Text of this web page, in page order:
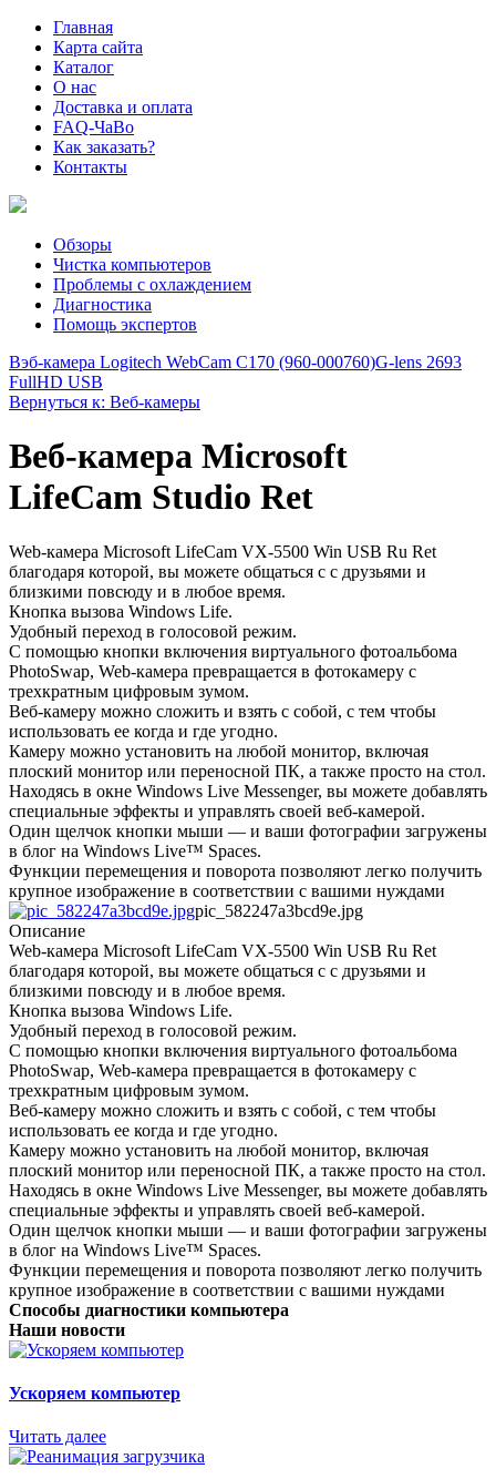
Главная
Карта сайта
Каталог
О нас
Доставка и оплата
FAQ-ЧаВо
Как заказать?
Контакты
Обзоры
Чистка компьютеров
Проблемы с охлаждением
Диагностика
Помощь экспертов
Вэб-камера Logitech WebCam C170 (960-000760)G-lens 2693
FullHD USB
Вернуться к: Веб-камеры
Веб-камера Microsoft
LifeCam Studio Ret
Web-камера Microsoft LifeCam VX-5500 Win USB Ru Ret
благодаря которой, вы можете общаться с с друзьями и
близкими повсюду и в любое время.
Кнопка вызова Windows Life.
Удобный переход в голосовой режим.
С помощью кнопки включения виртуального фотоальбома
PhotoSwap, Web-камера превращается в фотокамеру с
трехкратным цифровым зумом.
Веб-камеру можно сложить и взять с собой, с тем чтобы
использовать ее когда и где угодно.
Камеру можно установить на любой монитор, включая
плоский монитор или переносной ПК, а также просто на стол.
Находясь в окне Windows Live Messenger, вы можете добавлять
специальные эффекты и управлять своей веб-камерой.
Один щелчок кнопки мыши — и ваши фотографии загружены
в блог на Windows Live™ Spaces.
Функции перемещения и поворота позволяют легко получить
крупное изображение в соответствии с вашими нуждами
pic_582247a3bcd9e.jpg
Описание
Web-камера Microsoft LifeCam VX-5500 Win USB Ru Ret
благодаря которой, вы можете общаться с с друзьями и
близкими повсюду и в любое время.
Кнопка вызова Windows Life.
Удобный переход в голосовой режим.
С помощью кнопки включения виртуального фотоальбома
PhotoSwap, Web-камера превращается в фотокамеру с
трехкратным цифровым зумом.
Веб-камеру можно сложить и взять с собой, с тем чтобы
использовать ее когда и где угодно.
Камеру можно установить на любой монитор, включая
плоский монитор или переносной ПК, а также просто на стол.
Находясь в окне Windows Live Messenger, вы можете добавлять
специальные эффекты и управлять своей веб-камерой.
Один щелчок кнопки мыши — и ваши фотографии загружены
в блог на Windows Live™ Spaces.
Функции перемещения и поворота позволяют легко получить
крупное изображение в соответствии с вашими нуждами
Способы диагностики компьютера
Наши новости
Ускоряем компьютер
Читать далее